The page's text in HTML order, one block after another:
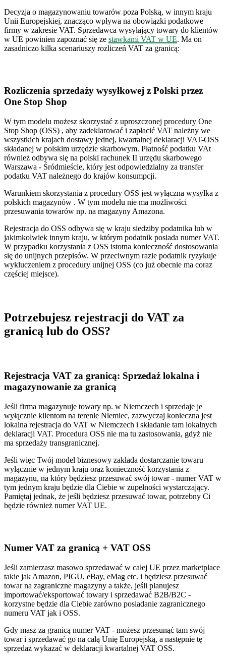
Decyzja o magazynowaniu towarów poza Polską, w innym kraju
Unii Europejskiej, znacząco wpływa na obowiązki podatkowe
firmy w zakresie VAT. Sprzedawca wysyłający towary do klientów
w UE powinien zapoznać się ze stawkami VAT w UE. Ma on
zasadniczo kilka scenariuszy rozliczeń VAT za granicą:
Rozliczenia sprzedaży wysyłkowej z Polski przez
One Stop Shop
W tym modelu możesz skorzystać z uproszczonej procedury One
Stop Shop (OSS) , aby zadeklarować i zapłacić VAT należny we
wszystkich krajach dostawy jednej, kwartalnej deklaracji VAT-OSS
składanej w polskim urzędzie skarbowym. Płatność podatku VAt
również odbywa się na polski rachunek II urzędu skarbowego
Warszawa - Śródmieście, który jest odpowiedzialny za transfer
podatku VAT należnego do krajów konsumpcji.
Warunkiem skorzystania z procedury OSS jest wyłączna wysyłka z
polskich magazynów . W tym modelu nie ma możliwości
przesuwania towarów np. na magazyny Amazona.
Rejestracja do OSS odbywa się w kraju siedziby podatnika lub w
jakimkolwiek innym kraju, w którym podatnik posiada numer VAT.
W przypadku korzystania z OSS istotna konieczność dostosowania
się do unijnych przepisów. W przeciwnym razie podatnik ryzykuje
wykluczeniem z procedury unijnej OSS (co już obecnie ma coraz
częściej miejsce).
Potrzebujesz rejestracji do VAT za
granicą lub do OSS?
Rejestracja VAT za granicą: Sprzedaż lokalna i
magazynowanie za granicą
Jeśli firma magazynuje towary np. w Niemczech i sprzedaje je
wyłącznie klientom na terenie Niemiec, zazwyczaj konieczna jest
lokalna rejestracja do VAT w Niemczech i składanie tam lokalnych
deklaracji VAT. Procedura OSS nie ma tu zastosowania, gdyż nie
ma sprzedaży transgranicznej.
Jeśli więc Twój model biznesowy zakłada dostarczanie towaru
wyłącznie w jednym kraju oraz konieczność korzystania z
magazynu, na który będziesz przesuwać swój towar - numer VAT w
tym jednym kraju będzie dla Ciebie w zupełności wystarczający.
Pamiętaj jednak, że jeśli będziesz przesuwać towar, potrzebny Ci
będzie również numer VAT UE.
Numer VAT za granicą + VAT OSS
Jeśli zamierzasz masowo sprzedawać w całej UE przez marketplace
takie jak Amazon, PIGU, eBay, eMag etc. i będziesz przesuwać
towar na zagraniczne magazyny a także, jeśli planujesz
importować/eksportować towary i sprzedawać B2B/B2C -
korzystne będzie dla Ciebie zarówno posiadanie zagranicznego
numeru VAT jak i OSS.
Gdy masz za granicą numer VAT - możesz przesunąć tam swój
towar i sprzedawać go na całą Unię Europejską, a następnie tę
sprzedaż wykazać w deklaracji kwartalnej VAT OSS.